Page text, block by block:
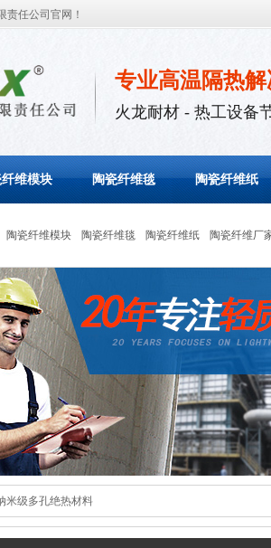
责任公司官网！
专业高温隔热
火龙耐材 - 热工设备
维模块 陶瓷纤维毯 陶瓷纤维纸
陶瓷纤维模块 陶瓷纤维毯 陶瓷纤维纸 陶瓷纤维厂
米级多孔绝热材料